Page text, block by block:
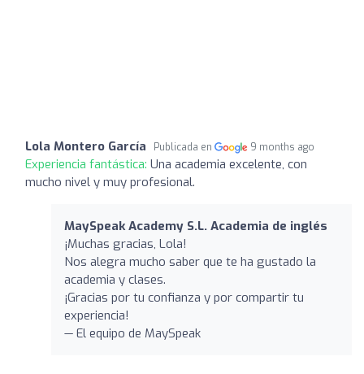
Lola Montero García Publicada en 9 months ago
Experiencia fantástica: Una academia excelente, con
mucho nivel y muy profesional.
MaySpeak Academy S.L. Academia de inglés
¡Muchas gracias, Lola!
Nos alegra mucho saber que te ha gustado la
academia y clases.
¡Gracias por tu confianza y por compartir tu
experiencia!
— El equipo de MaySpeak